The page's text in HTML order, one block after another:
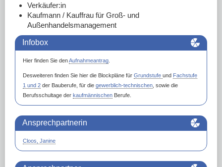
Verkäufer:in
Kaufmann / Kauffrau für Groß- und
Außenhandelsmanagement
Infobox
Hier finden Sie denAufnahmeantrag
Desweiteren finden Sie hier die Blockpläne für Grundstufe und Fachstufe
1 und 2 der Bauberufe, für die gewerblich-technischen , sowie die
Berufsschultage der kaufmännischen Berufe.
Ansprechpartnerin
Cloos, Janine